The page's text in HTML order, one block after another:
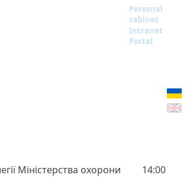
Personal
cabinet
Intranet
Portal
Міністерства охорони
14:00